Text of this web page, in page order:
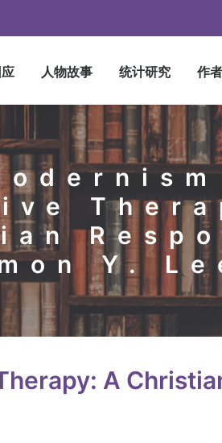
人物故事 统计研究 作者
Y.
A